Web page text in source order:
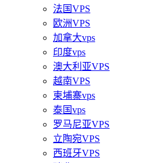
法国VPS
欧洲VPS
加拿大vps
印度vps
澳大利亚VPS
越南VPS
柬埔寨vps
泰国vps
罗马尼亚VPS
立陶宛VPS
西班牙VPS